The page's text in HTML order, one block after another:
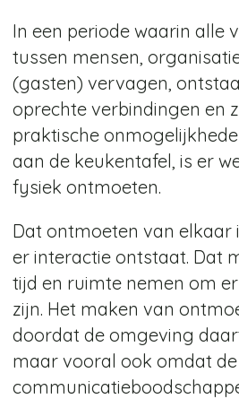
In een periode waarin alle
tussen mensen,
(gasten) vervagen,
oprechte verbindingen en
praktische
aan de keukentafel, is er
fysiek ontmoeten.
Dat ontmoeten van elkaar
er interactie ontstaat. Dat
tijd en ruimte nemen om
zijn. Het maken van
doordat de omgeving
maar vooral ook omdat de